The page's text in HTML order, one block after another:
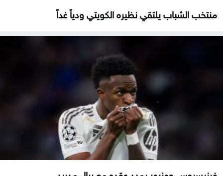
منتخب الشباب يلتقي نظيره الكويتي ودياً غداً